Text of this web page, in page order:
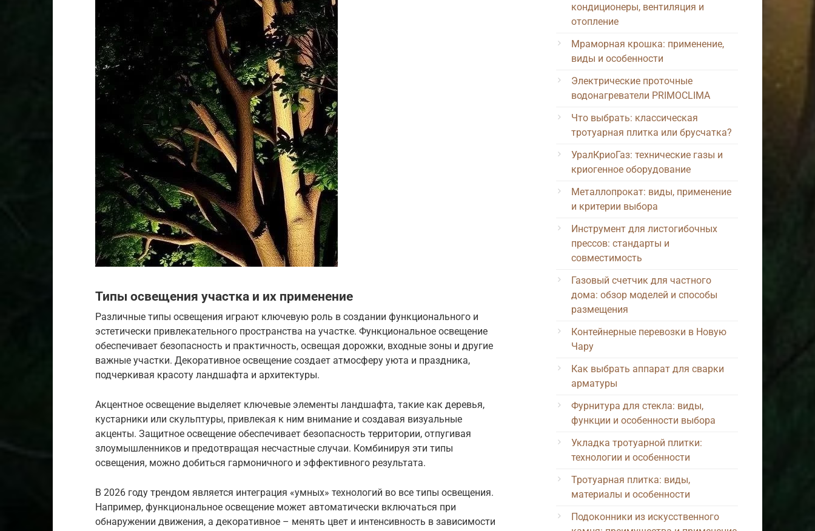
Типы освещения участка и их применение
Различные типы освещения играют ключевую роль в создании функционального и
эстетически привлекательного пространства на участке. Функциональное освещение
обеспечивает безопасность и практичность, освещая дорожки, входные зоны и другие
важные участки. Декоративное освещение создает атмосферу уюта и праздника,
подчеркивая красоту ландшафта и архитектуры.
Акцентное освещение выделяет ключевые элементы ландшафта, такие как деревья,
кустарники или скульптуры, привлекая к ним внимание и создавая визуальные
акценты. Защитное освещение обеспечивает безопасность территории, отпугивая
злоумышленников и предотвращая несчастные случаи. Комбинируя эти типы
освещения, можно добиться гармоничного и эффективного результата.
В 2026 году трендом является интеграция «умных» технологий во все типы освещения.
Например, функциональное освещение может автоматически включаться при
обнаружении движения, а декоративное – менять цвет и интенсивность в зависимости
кондиционеры, вентиляция и
отопление
Мраморная крошка: применение,
виды и особенности
Электрические проточные
водонагреватели PRIMOCLIMA
Что выбрать: классическая
тротуарная плитка или брусчатка?
УралКриоГаз: технические газы и
криогенное оборудование
Металлопрокат: виды, применение
и критерии выбора
Инструмент для листогибочных
прессов: стандарты и
совместимость
Газовый счетчик для частного
дома: обзор моделей и способы
размещения
Контейнерные перевозки в Новую
Чару
Как выбрать аппарат для сварки
арматуры
Фурнитура для стекла: виды,
функции и особенности выбора
Укладка тротуарной плитки:
технологии и особенности
Тротуарная плитка: виды,
материалы и особенности
Подоконники из искусственного